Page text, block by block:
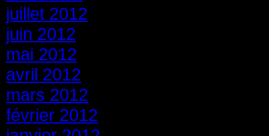
juillet 2012
juin 2012
mai 2012
avril 2012
mars 2012
février 2012